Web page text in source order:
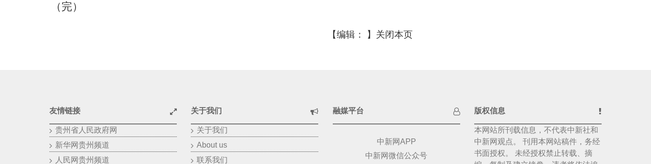
（完）
【编辑： 】 关闭本页
友情链接
贵州省人民政府网
新华网贵州频道
人民网贵州频道
关于我们
关于我们
About us
联系我们
融媒平台
中新网APP
中新网微信公众号
版权信息
本网站所刊载信息，不代表中新社和
中新网观点。 刊用本网站稿件，务经
书面授权。 未经授权禁止转载、摘